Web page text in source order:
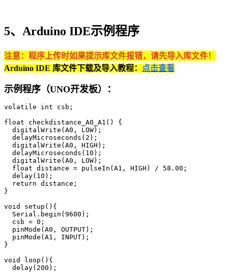
5、Arduino IDE示例程序
注意：程序上传时如果提示库文件报错，请先导入库文件！
Arduino IDE 库文件下载及导入教程： 点击查看
示例程序（UNO开发板）：
volatile int csb;
float checkdistance_A0_A1() {
  digitalWrite(A0, LOW);
  delayMicroseconds(2);
  digitalWrite(A0, HIGH);
  delayMicroseconds(10);
  digitalWrite(A0, LOW);
  float distance = pulseIn(A1, HIGH) / 58.00;
  delay(10);
  return distance;
}
void setup(){
  Serial.begin(9600);
  csb = 0;
  pinMode(A0, OUTPUT);
  pinMode(A1, INPUT);
}
void loop(){
  delay(200);